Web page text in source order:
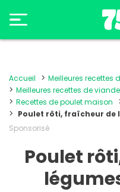
Accueil
Meilleures recettes
Meilleures recettes de
Recettes de poulet maison
Poulet rôti, fraîcheur de
Sponsorisé
Poulet